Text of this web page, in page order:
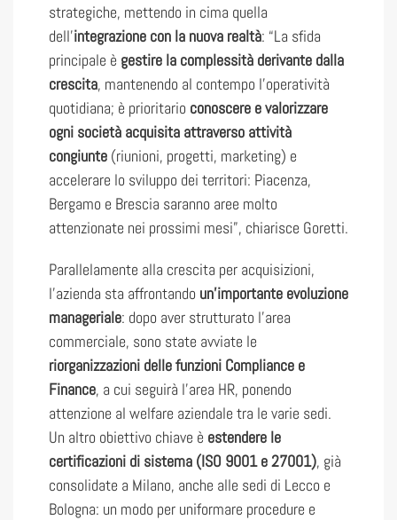
strategiche, mettendo in cima quella
dell’integrazione con la nuova realtà: “La sfida
principale è gestire la complessità derivante dalla
crescita, mantenendo al contempo l’operatività
quotidiana; è prioritario conoscere e valorizzare
ogni società acquisita attraverso attività
congiunte (riunioni, progetti, marketing) e
accelerare lo sviluppo dei territori: Piacenza,
Bergamo e Brescia saranno aree molto
attenzionate nei prossimi mesi”, chiarisce Goretti.
Parallelamente alla crescita per acquisizioni,
l’azienda sta affrontando un’importante evoluzione
manageriale: dopo aver strutturato l’area
commerciale, sono state avviate le
riorganizzazioni delle funzioni Compliance e
Finance, a cui seguirà l’area HR, ponendo
attenzione al welfare aziendale tra le varie sedi.
Un altro obiettivo chiave è estendere le
certificazioni di sistema (ISO 9001 e 27001), già
consolidate a Milano, anche alle sedi di Lecco e
Bologna: un modo per uniformare procedure e